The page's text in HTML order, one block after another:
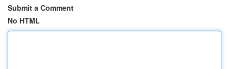
Submit a Comment
No HTML